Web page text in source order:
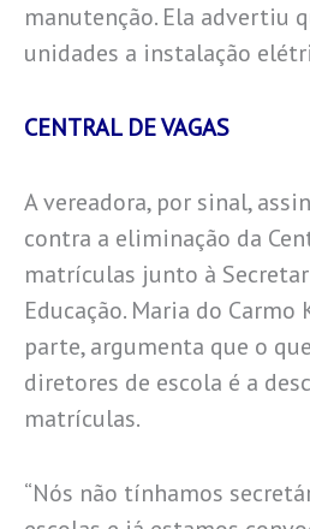
manutenção. Ela advertiu
unidades a instalação
CENTRAL DE VAGAS
A vereadora, por sinal,
contra a eliminação da
matrículas junto à
Educação. Maria do Carmo
parte, argumenta que o
diretores de escola é a
matrículas.
“Nós não tínhamos